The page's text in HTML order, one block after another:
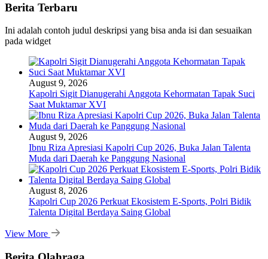
Berita Terbaru
Ini adalah contoh judul deskripsi yang bisa anda isi dan sesuaikan
pada widget
August 9, 2026
Kapolri Sigit Dianugerahi Anggota Kehormatan Tapak Suci
Saat Muktamar XVI
August 9, 2026
Ibnu Riza Apresiasi Kapolri Cup 2026, Buka Jalan Talenta
Muda dari Daerah ke Panggung Nasional
August 8, 2026
Kapolri Cup 2026 Perkuat Ekosistem E-Sports, Polri Bidik
Talenta Digital Berdaya Saing Global
View More